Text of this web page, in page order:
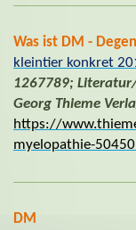
Was ist DM -
kleintier konkret
1267789;
Georg Thieme
https://
myelopathie-
DM